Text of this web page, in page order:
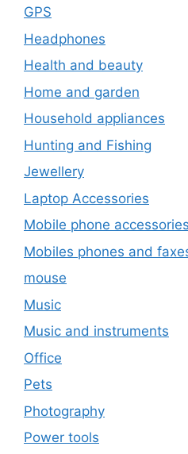
GPS
Headphones
Health and beauty
Home and garden
Household appliances
Hunting and Fishing
Jewellery
Laptop Accessories
Mobile phone accessories
Mobiles phones and
mouse
Music
Music and instruments
Office
Pets
Photography
Power tools